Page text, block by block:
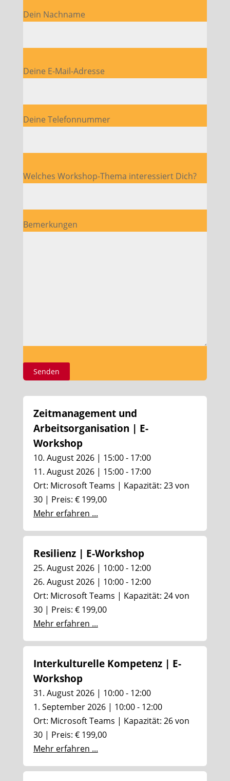
Dein Nachname
Bitte lasse dieses Feld leer.
Deine E-Mail-Adresse
Deine Telefonnummer
Bitte lasse dieses Feld leer.
Welches Workshop-Thema interessiert Dich?
Bemerkungen
Zeitmanagement und
Arbeitsorganisation | E-
Workshop
10. August 2026 | 15:00 - 17:00
11. August 2026 | 15:00 - 17:00
Ort: Microsoft Teams | Kapazität: 23 von
30 | Preis: € 199,00
Mehr erfahren ...
Resilienz | E-Workshop
25. August 2026 | 10:00 - 12:00
26. August 2026 | 10:00 - 12:00
Ort: Microsoft Teams | Kapazität: 24 von
30 | Preis: € 199,00
Mehr erfahren ...
Interkulturelle Kompetenz | E-
Workshop
31. August 2026 | 10:00 - 12:00
1. September 2026 | 10:00 - 12:00
Ort: Microsoft Teams | Kapazität: 26 von
30 | Preis: € 199,00
Mehr erfahren ...